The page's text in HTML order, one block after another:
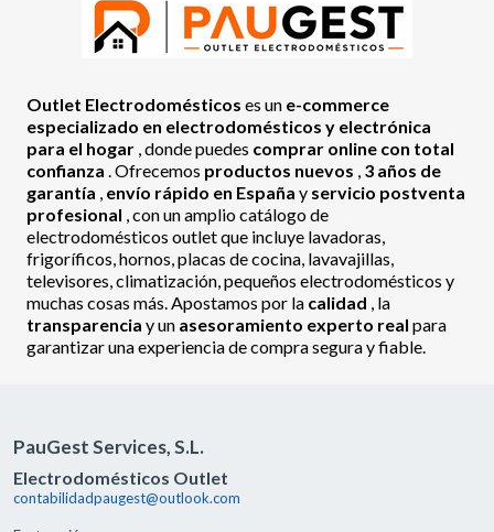
Outlet Electrodomésticos es un e-commerce
especializado en electrodomésticos y electrónica
para el hogar , donde puedes comprar online con total
confianza . Ofrecemos productos nuevos , 3 años de
garantía , envío rápido en España y servicio postventa
profesional , con un amplio catálogo de
electrodomésticos outlet que incluye lavadoras,
frigoríficos, hornos, placas de cocina, lavavajillas,
televisores, climatización, pequeños electrodomésticos y
muchas cosas más. Apostamos por la calidad , la
transparencia y un asesoramiento experto real para
garantizar una experiencia de compra segura y fiable.
PauGest Services, S.L.
Electrodomésticos Outlet
contabilidadpaugest@outlook.com